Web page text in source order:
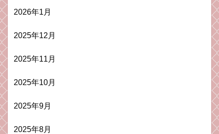
2026年1月
2025年12月
2025年11月
2025年10月
2025年9月
2025年8月